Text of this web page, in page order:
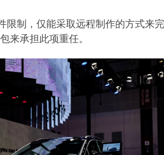
制，仅能采取远程制作的方式来
来承担此项重任。